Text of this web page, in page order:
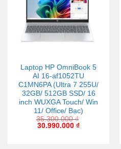
Laptop HP OmniBook 5
AI 16-af1052TU
C1MN6PA (Ultra 7 255U/
32GB/ 512GB SSD/ 16
inch WUXGA Touch/ Win
11/ Office/ Bạc)
35.300.000₫
30.990.000 ₫